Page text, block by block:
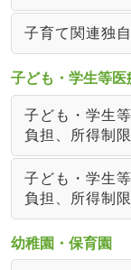
子育て関連独
子ども・学生等医
子ども・学生
負担、所得制限
子ども・学生
負担、所得制限
幼稚園・保育園